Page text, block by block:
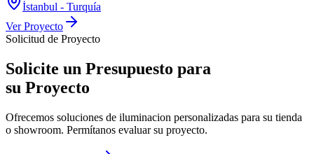
İstanbul - Turquía
Ver Proyecto
Solicitud de Proyecto
Solicite un Presupuesto para
su Proyecto
Ofrecemos soluciones de iluminacion personalizadas para su tienda
o showroom. Permítanos evaluar su proyecto.